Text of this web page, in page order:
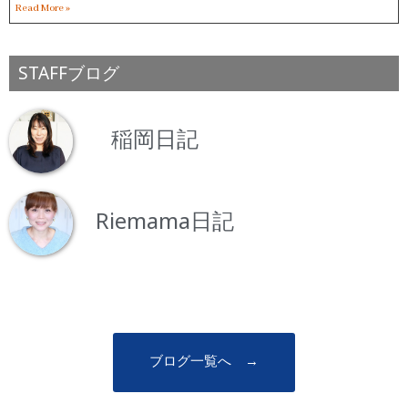
Read More »
STAFFブログ
稲岡日記
Riemama日記
ブログ一覧へ →